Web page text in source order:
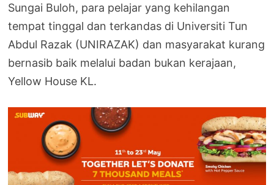
Sungai Buloh, para pelajar yang kehilangan
tempat tinggal dan terkandas di Universiti Tun
Abdul Razak (UNIRAZAK) dan masyarakat kurang
bernasib baik melalui badan bukan kerajaan,
Yellow House KL.